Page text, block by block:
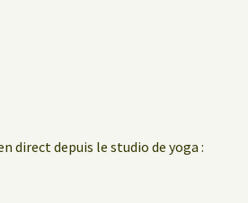
direct depuis le studio de yoga :